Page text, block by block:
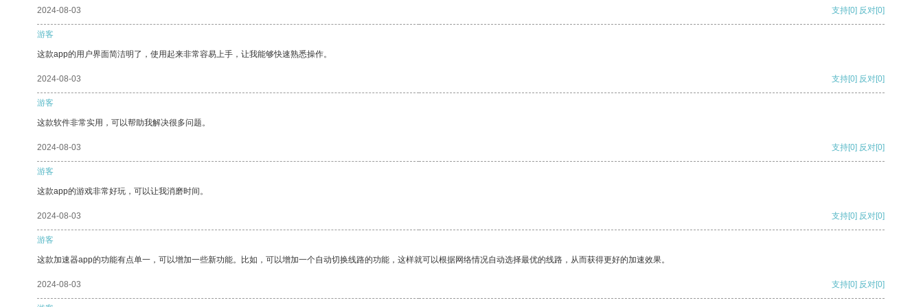
2024-08-03 支持[0] 反对[0]
游客
这款app的用户界面简洁明了，使用起来非常容易上手，让我能够快速熟悉操作。
2024-08-03 支持[0] 反对[0]
游客
这款软件非常实用，可以帮助我解决很多问题。
2024-08-03 支持[0] 反对[0]
游客
这款app的游戏非常好玩，可以让我消磨时间。
2024-08-03 支持[0] 反对[0]
游客
这款加速器app的功能有点单一，可以增加一些新功能。比如，可以增加一个自动切换线路的功能，这样就可以根据网络情况自动选择最优的线路，从而获得更好的加速效果。
2024-08-03 支持[0] 反对[0]